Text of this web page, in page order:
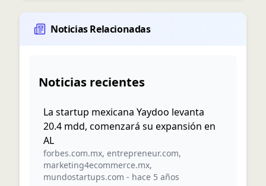
Noticias Relacionadas
Noticias recientes
La startup mexicana Yaydoo levanta
20.4 mdd, comenzará su expansión en
AL
forbes.com.mx, entrepreneur.com,
marketing4ecommerce.mx,
mundostartups.com - hace 5 años